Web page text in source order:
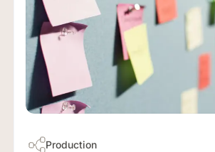
Production